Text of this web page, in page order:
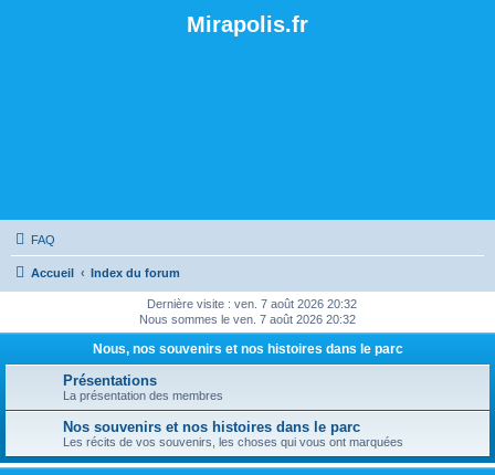
Mirapolis.fr
FAQ
Accueil Index du forum
Dernière visite : ven. 7 août 2026 20:32
Nous sommes le ven. 7 août 2026 20:32
Nous, nos souvenirs et nos histoires dans le parc
Présentations
La présentation des membres
Nos souvenirs et nos histoires dans le parc
Les récits de vos souvenirs, les choses qui vous ont marquées